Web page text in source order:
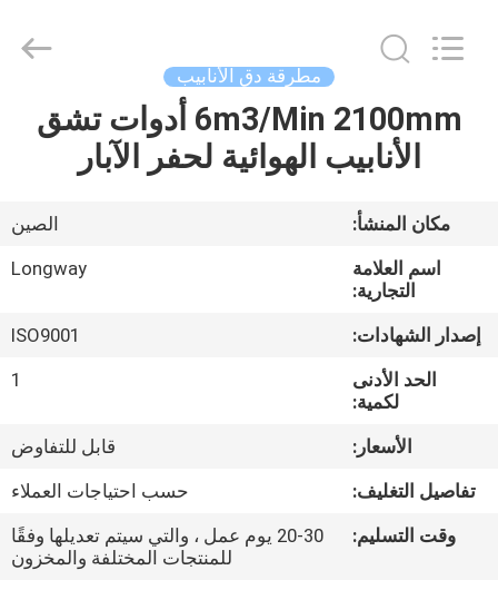
الصفحة
الرئيسية
منتجات
فيديوهات
معلومات
جولة
المصنع
مطرقة دق الأنابيب
6m3/Min 2100mm أدوات تشق
الأنابيب الهوائية لحفر الآبار
مكان المنشأ:
الصين
اسم العلامة
التجارية:
Longway
إصدار الشهادات:
ISO9001
الحد الأدنى
لكمية:
1
الأسعار:
قابل للتفاوض
تفاصيل التغليف:
حسب احتياجات العملاء
وقت التسليم:
20-30 يوم عمل ، والتي سيتم تعديلها وفقًا
للمنتجات المختلفة والمخزون